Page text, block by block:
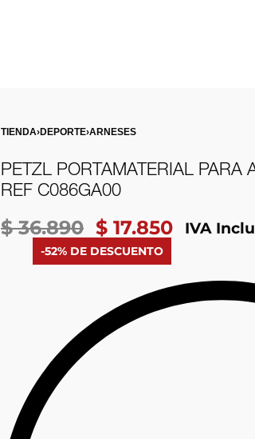
TIENDA›DEPORTE›ARNESES
PETZL PORTAMATERIAL PARA
REF C086GA00
$36.890 $ 17.850 IVA
-52% DE DESCUENTO